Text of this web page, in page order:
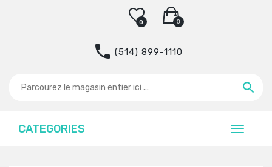
0
0
(514) 899-1110
CATEGORIES